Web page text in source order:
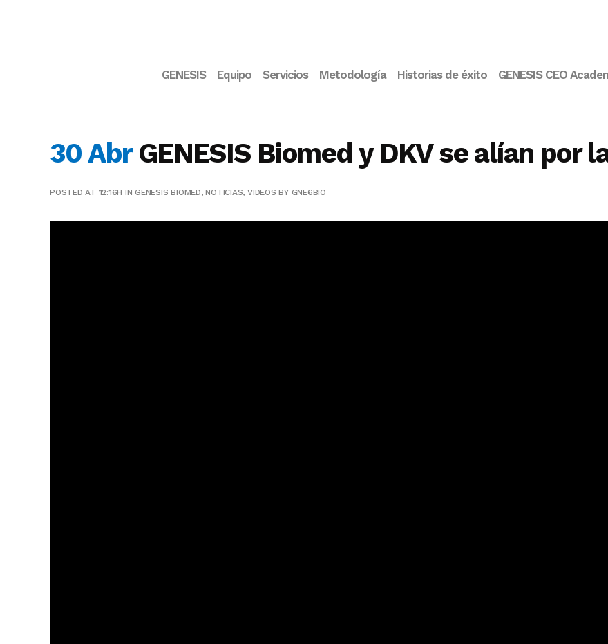
GENESIS Equipo Servicios Metodología Historias de éxito GENESIS CEO
30 AbrGENESIS Biomed y DKV se alían por
POSTED AT 12:16H INGENESIS BIOMED,NOTICIAS,VIDEOS BY GNE6BIO